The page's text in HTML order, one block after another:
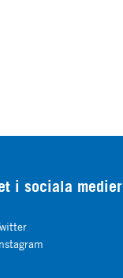
i sociala medier